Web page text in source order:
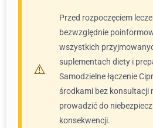
Przed rozpoczęciem
bezwzględnie
wszystkich
suplementach diety i
Samodzielne łączenie
środkami bez konsultacji
prowadzić do
konsekwencji.